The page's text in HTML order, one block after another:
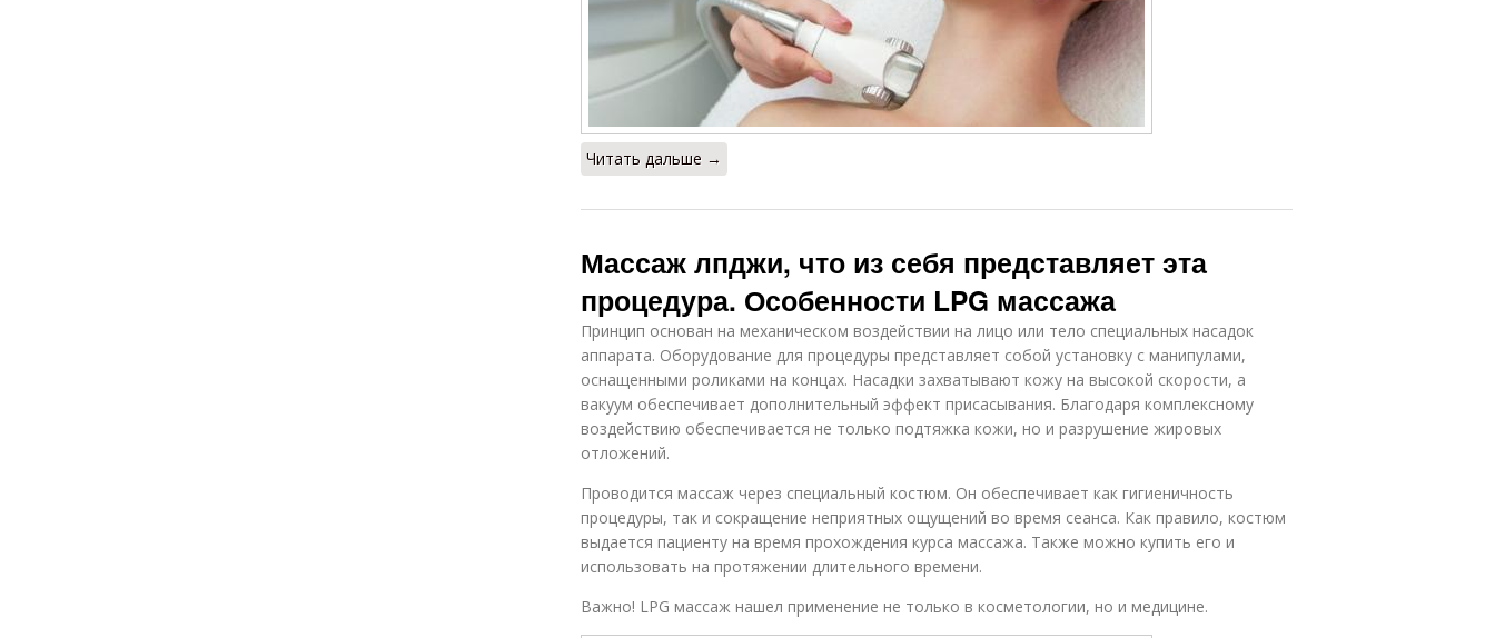
Читать дальше →
Массаж лпджи, что из себя представляет эта
процедура. Особенности LPG массажа
Принцип основан на механическом воздействии на лицо или тело специальных насадок
аппарата. Оборудование для процедуры представляет собой установку с манипулами,
оснащенными роликами на концах. Насадки захватывают кожу на высокой скорости, а
вакуум обеспечивает дополнительный эффект присасывания. Благодаря комплексному
воздействию обеспечивается не только подтяжка кожи, но и разрушение жировых
отложений.
Проводится массаж через специальный костюм. Он обеспечивает как гигиеничность
процедуры, так и сокращение неприятных ощущений во время сеанса. Как правило, костюм
выдается пациенту на время прохождения курса массажа. Также можно купить его и
использовать на протяжении длительного времени.
Важно! LPG массаж нашел применение не только в косметологии, но и медицине.